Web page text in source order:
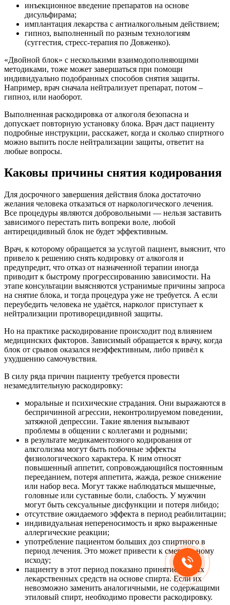
инъекционное введение препаратов на основе
дисульфирама;
имплантация лекарства с антиалкогольным действием;
гипноз, выполненный по разным технологиям
(суггестия, стресс-терапия по Довженко).
«Двойной блок» с несколькими взаимодополняющими
методиками, тоже может завершаться при помощи
индивидуально подобранных способов снятия защиты.
Например, врач сначала нейтрализует препарат, потом –
гипноз, или наоборот.
Выполненная раскодировка от алкоголя безопасна и
допускает повторную установку блока. Врач даст пациенту
подробные инструкции, расскажет, когда и сколько спиртного
можно выпить после нейтрализации защиты, ответит на
любые вопросы.
Каковы причины снятия кодирования
Для досрочного завершения действия блока достаточно
желания человека отказаться от наркологического лечения.
Все процедуры являются добровольными — нельзя заставить
зависимого перестать пить вопреки воле, любой
антирецидивный блок не будет эффективным.
Врач, к которому обращается за услугой пациент, выяснит, что
привело к решению снять кодировку от алкоголя и
предупредит, что отказ от назначенной терапии иногда
приводит к быстрому прогрессированию зависимости. На
этапе консультации выясняются устранимые причины запроса
на снятие блока, и тогда процедура уже не требуется. А если
переубедить человека не удаётся, нарколог приступает к
нейтрализации противорецидивной защиты.
Но на практике раскодирование происходит под влиянием
медицинских факторов. Зависимый обращается к врачу, когда
блок от срывов оказался неэффективным, либо привёл к
ухудшению самочувствия.
В силу ряда причин пациенту требуется провести
незамедлительную раскодировку:
моральные и психические страдания. Они выражаются в
беспричинной агрессии, неконтролируемом поведении,
затяжной депрессии. Такие явления вызывают
проблемы в общении с коллегами и родными;
в результате медикаментозного кодирования от
алкголизма могут быть побочные эффекты
физиологического характера. К ним относят
повышенный аппетит, сопровождающийся постоянным
перееданием, потеря аппетита, жажда, резкое снижение
или набор веса. Могут также наблюдаться мышечные,
головные или суставные боли, слабость. У мужчин
могут быть сексуальные дисфункции и потеря либидо;
отсутствие ожидаемого эффекта в период реабилитации;
индивидуальная непереносимость и ярко выраженные
аллергические реакции;
употребление пациентом больших доз спиртного в
период лечения. Это может привести к смертельному
исходу;
пациенту в этот период показано принятие других
лекарственных средств на основе спирта. Если их
невозможно заменить аналогичными, не содержащими
этиловый спирт, необходимо провести раскодировку.